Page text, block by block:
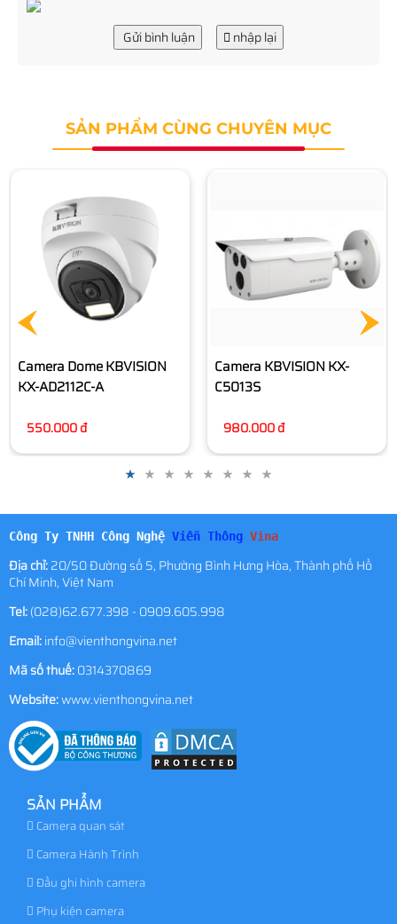
Gửi bình luận nhập lại
SẢN PHẨM CÙNG CHUYÊN MỤC
Camera KBVISION KX-
C5013S
980.000 đ
Camera IP KBVISION KX-
Y2002TN3
1.525.000 đ
Công Ty TNHH Công Nghệ Viễn Thông Vina
Địa chỉ:20/50 Đường số 5, Phường Bình Hưng Hòa, Thành phố Hồ
Chí Minh, Việt Nam
Tel:(028)62.677.398 - 0909.605.998
Email:info@vienthongvina.net
Mã số thuế:0314370869
Website:www.vienthongvina.net
SẢN PHẨM
Camera quan sát
Camera Hành Trình
Đầu ghi hình camera
Phụ kiện camera